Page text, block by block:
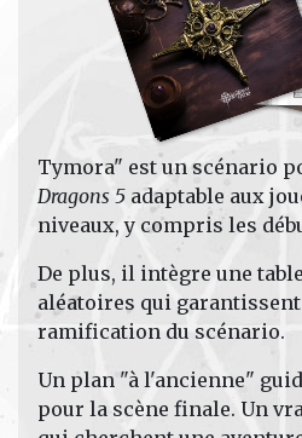
Tymora" est un scénario
Dragons 5 adaptable aux
niveaux, y compris les
De plus, il intègre une
aléatoires qui
ramification du scénario.
Un plan "à l'ancienne"
pour la scène finale. Un